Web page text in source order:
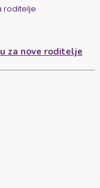
roditelje
za nove roditelje